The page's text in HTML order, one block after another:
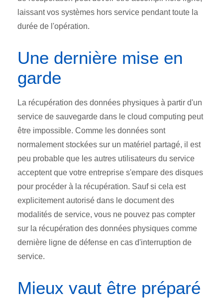
laissant vos systèmes hors service pendant toute la
durée de l'opération.
Une dernière mise en
garde
La récupération des données physiques à partir d'un
service de sauvegarde dans le cloud computing peut
être impossible. Comme les données sont
normalement stockées sur un matériel partagé, il est
peu probable que les autres utilisateurs du service
acceptent que votre entreprise s'empare des disques
pour procéder à la récupération. Sauf si cela est
explicitement autorisé dans le document des
modalités de service, vous ne pouvez pas compter
sur la récupération des données physiques comme
dernière ligne de défense en cas d'interruption de
service.
Mieux vaut être préparé